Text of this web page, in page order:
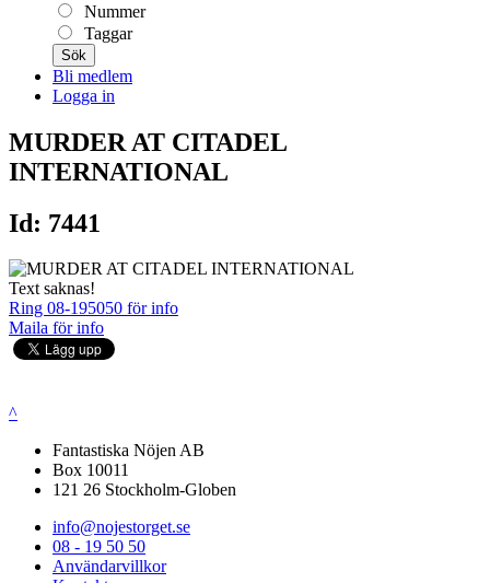
Nummer
Taggar
Sök
Bli medlem
Logga in
MURDER AT CITADEL
INTERNATIONAL
Id: 7441
Text saknas!
Ring 08-195050 för info
Maila för info
^
Fantastiska Nöjen AB
Box 10011
121 26 Stockholm-Globen
info@nojestorget.se
08 - 19 50 50
Användarvillkor